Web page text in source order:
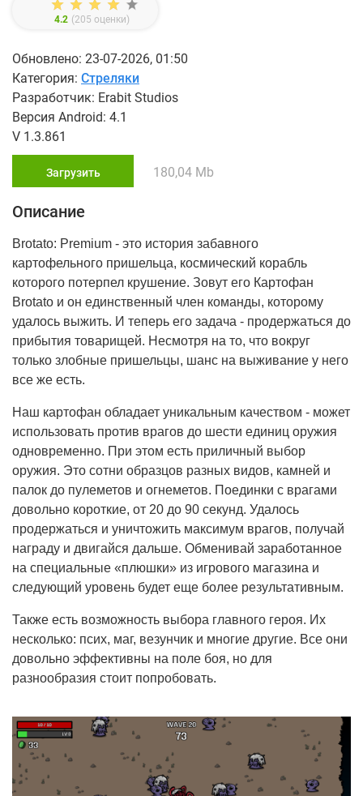
4.2 (205 оценки)
Обновлено: 23-07-2026, 01:50
Категория: Стреляки
Разработчик: Erabit Studios
Версия Android: 4.1
V 1.3.861
Загрузить 180,04 Mb
Описание
Brotato: Premium - это история забавного
картофельного пришельца, космический корабль
которого потерпел крушение. Зовут его Картофан
Brotato и он единственный член команды, которому
удалось выжить. И теперь его задача - продержаться до
прибытия товарищей. Несмотря на то, что вокруг
только злобные пришельцы, шанс на выживание у него
все же есть.
Наш картофан обладает уникальным качеством - может
использовать против врагов до шести единиц оружия
одновременно. При этом есть приличный выбор
оружия. Это сотни образцов разных видов, камней и
палок до пулеметов и огнеметов. Поединки с врагами
довольно короткие, от 20 до 90 секунд. Удалось
продержаться и уничтожить максимум врагов, получай
награду и двигайся дальше. Обменивай заработанное
на специальные «плюшки» из игрового магазина и
следующий уровень будет еще более результативным.
Также есть возможность выбора главного героя. Их
несколько: псих, маг, везунчик и многие другие. Все они
довольно эффективны на поле боя, но для
разнообразия стоит попробовать.